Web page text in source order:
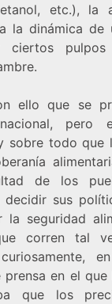
etc.), la
la dinámica de
ciertos
ello que se
pero
sobre todo que
de los
decidir sus
la seguridad
corren tal
en el que
que los